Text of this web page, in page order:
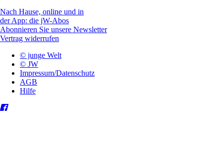
Nach Hause, online und in
der App: die jW-Abos
Abonnieren Sie unsere Newsletter
Vertrag widerrufen
© junge Welt
© JW
Impressum/Datenschutz
AGB
Hilfe